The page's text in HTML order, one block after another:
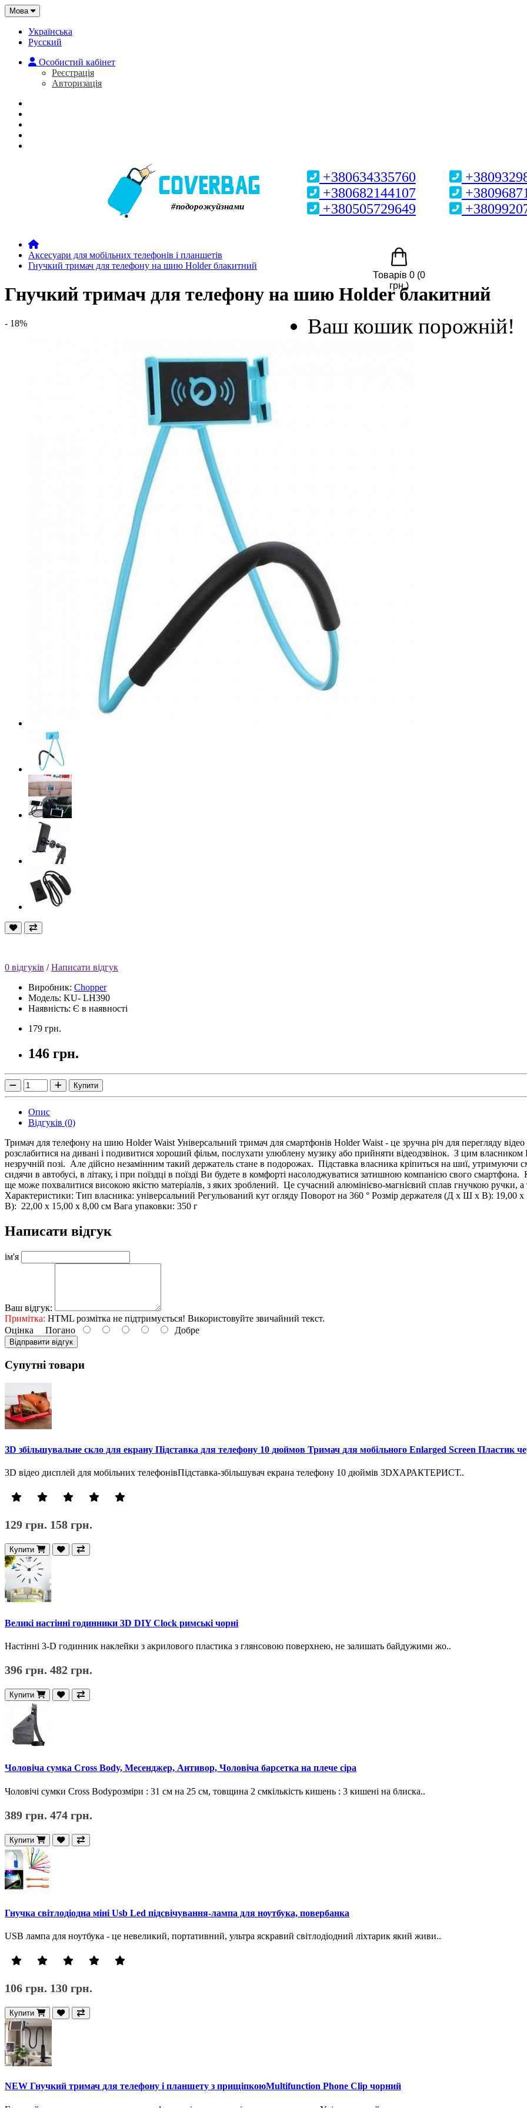
Мова
Українська
Русский
Особистий кабінет
Реєстрація
Авторизація
#подорожуйзнами
+380634335760
+380682144107
+380505729649
Товарів 0 (0
грн.)
Ваш кошик порожній!
Аксесуари для мобільних телефонів і планшетів
Гнучкий тримач для телефону на шию Holder блакитний
Гнучкий тримач для телефону на шию Holder блакитний
- 18%
0 відгуків /Написати відгук
Виробник: Chopper
Модель: KU- LH390
Наявність: Є в наявності
179 грн.
146 грн.
Купити
Опис
Відгуків (0)
Тримач для телефону на шию Holder Waist Універсальний тримач для смартфонів Holder Waist - це зручна річ для перегляду
розслабитися на дивані і подивитися хороший фільм, послухати улюблену музику або прийняти відеодзвінок. З цим
незручній позі. Але дійсно незамінним такий держатель стане в подорожах. Підставка власника кріпиться на шиї,
сидячи в автобусі, в літаку, і при поїздці в поїзді Ви будете в комфорті насолоджуватися затишною компанією свого
ще може похвалитися високою якістю матеріалів, з яких зроблений. Це сучасний алюмінієво-магнієвий сплав гнучкою ручки,
Характеристики: Тип власника: універсальний Регульований кут огляду Поворот на 360 ° Розмір держателя (Д х Ш х В):
В): 22,00 х 15,00 х 8,00 см Вага упаковки: 350 г
Написати відгук
ім'я
Ваш відгук:
Примітка: HTML розмітка не підтримується! Використовуйте звичайний текст.
Оцінка Погано Добре
Відправити відгук
Супутні товари
ЗD збільшувальне скло для екрану Підставка для телефону 10 дюймов Тримач для мобільного Enlarged Screen Пластик
3D відео дисплей для мобільних телефонівПідставка-збільшувач екрана телефону 10 дюймів 3DХАРАКТЕРИСТ..
129 грн. 158 грн.
Купити
Великі настінні годинники 3D DIY Clock римські чорні
Настінні 3-D годинник наклейки з акрилового пластика з глянсовою поверхнею, не залишать байдужими жо..
396 грн. 482 грн.
Купити
Чоловіча сумка Cross Body, Месенджер, Антивор, Чоловіча барсетка на плече сіра
Чоловічі сумки Cross Bodyрозміри : 31 см на 25 см, товщина 2 смкількість кишень : 3 кишені на блиска..
389 грн. 474 грн.
Купити
Гнучка світлодіодна міні Usb Led підсвічування-лампа для ноутбука, повербанка
USB лампа для ноутбука - це невеликий, портативний, ультра яскравий світлодіодний ліхтарик який живи..
106 грн. 130 грн.
Купити
NEW Гнучкий тримач для телефону і планшету з прищіпкоюMultifunction Phone Clip чорний